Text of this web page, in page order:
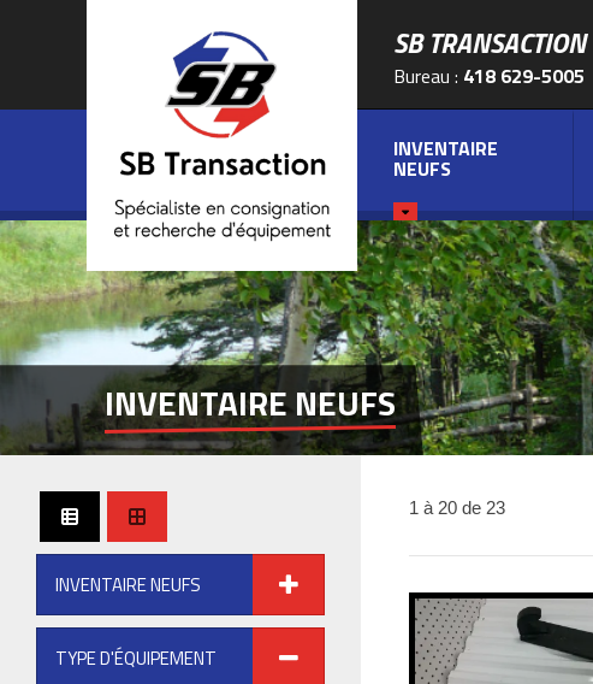
SB TRANSACTION
Bureau : 418 629-5005
INVENTAIRE
NEUFS
INVENTAIRE NEUFS
INVENTAIRE NEUFS
TYPE D'ÉQUIPEMENT
1 à 20 de 23